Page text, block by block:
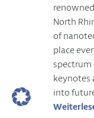
North
of
place
keynotes
into